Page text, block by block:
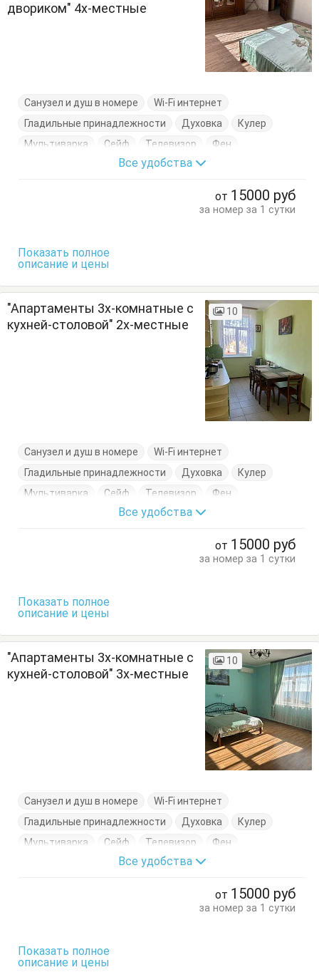
двориком" 4х-местные
Санузел и душ в номере
Wi-Fi интернет
Гладильные принадлежности
Духовка
Кулер
Мультиварка
Сейф Телевизор
Фен
Электрочайник
Гардеробная
Посуда
Все удобства
от 15000 руб
за номер за 1 сутки
Показать полное
описание и цены
"Апартаменты 3х-комнатные с
кухней-столовой" 2х-местные
10
Санузел и душ в номере
Wi-Fi интернет
Гладильные принадлежности
Духовка
Кулер
Мультиварка
Сейф Телевизор
Фен
Электрочайник
Балкон
Кровать двуспальная
Сушилка для одежды
Все удобства
от 15000 руб
за номер за 1 сутки
Показать полное
описание и цены
"Апартаменты 3х-комнатные с
кухней-столовой" 3х-местные
10
Санузел и душ в номере
Wi-Fi интернет
Гладильные принадлежности
Духовка
Кулер
Мультиварка
Сейф Телевизор
Фен
Электрочайник
Балкон
Кровать двуспальная
Сушилка для одежды
Все удобства
от 15000 руб
за номер за 1 сутки
Показать полное
описание и цены